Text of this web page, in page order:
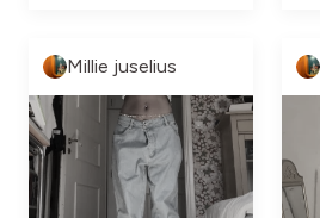
Millie juselius